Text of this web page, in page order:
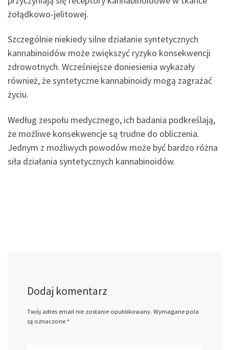
żołądkowo-jelitowej.
Szczególnie niekiedy silne działanie syntetycznych
kannabinoidów może zwiększyć ryzyko konsekwencji
zdrowotnych. Wcześniejsze doniesienia wykazały
również, że syntetyczne kannabinoidy mogą zagrażać
życiu.
Według zespołu medycznego, ich badania podkreślają,
że możliwe konsekwencje są trudne do obliczenia.
Jednym z możliwych powodów może być bardzo różna
siła działania syntetycznych kannabinoidów.
Dodaj komentarz
Twój adres email nie zostanie opublikowany. Wymagane pola
są oznaczone *